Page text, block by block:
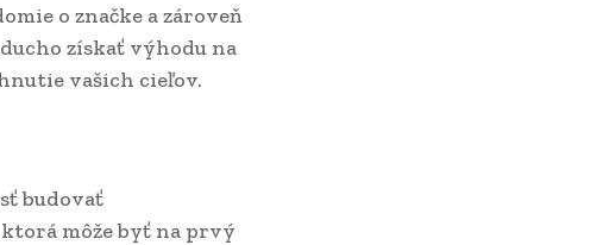
o značke a zároveň
získať výhodu na
vašich cieľov.
budovať
môže byť na prvý